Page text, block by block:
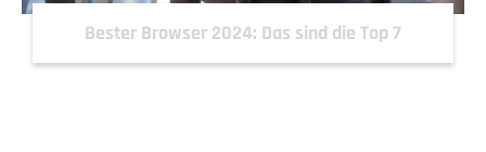
Bester Browser 2024: Das sind die Top 7